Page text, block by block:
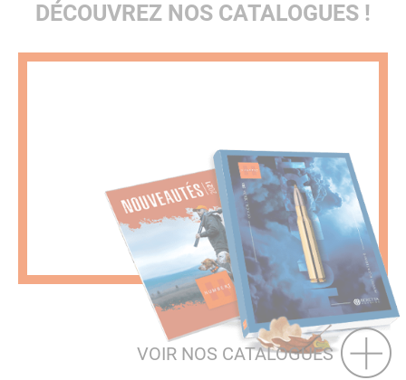
DÉCOUVREZ NOS CATALOGUES !
VOIR NOS CATALOGUES